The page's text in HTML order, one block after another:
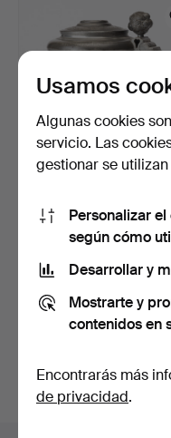
& Metallförädlings …
85 USD
Suscribir búsqueda
subastas concluidas.
Usamos
Algunas cookies
servicio. Las
gestionar se
Personalizar
según cómo
Desarrollar y
Mostrarte y
contenidos en
Encontrarás más
de privacidad.